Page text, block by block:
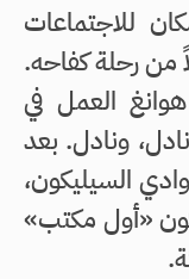
للاجتماعات
من رحلة كفاحه.
العمل في
ونادل. بعد
السيليكون،
«أول مكتب»